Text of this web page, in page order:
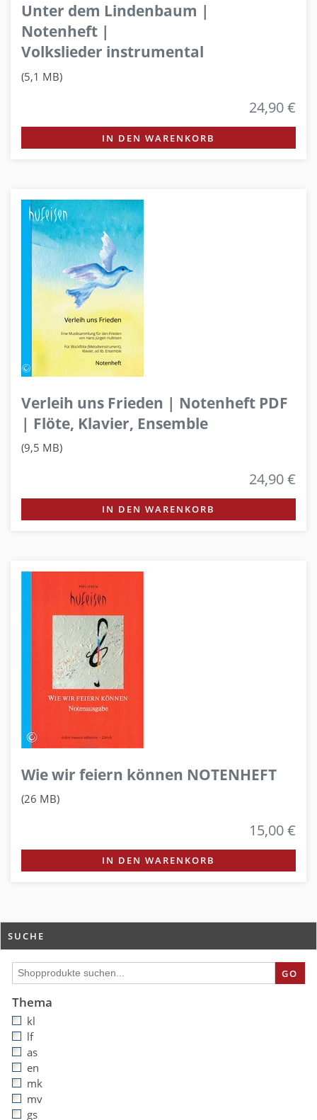
Unter dem Lindenbaum |
Notenheft |
Volkslieder instrumental
(5,1 MB)
24,90 €
IN DEN WARENKORB
Verleih uns Frieden | Notenheft PDF
| Flöte, Klavier, Ensemble
(9,5 MB)
24,90 €
IN DEN WARENKORB
Wie wir feiern können NOTENHEFT
(26 MB)
15,00 €
IN DEN WARENKORB
SUCHE
GO
Thema
kl
lf
as
en
mk
mv
gs